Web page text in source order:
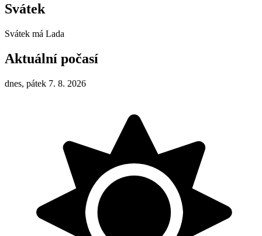
Svátek
Svátek má Lada
Aktuální počasí
dnes, pátek 7. 8. 2026